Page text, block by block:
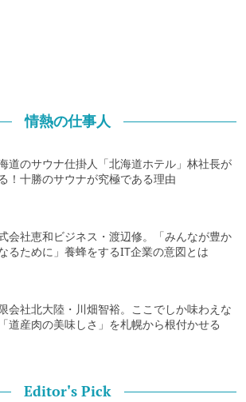
情熱の仕事人
道のサウナ仕掛人「北海道ホテル」林社長が
！十勝のサウナが究極である理由
会社恵和ビジネス・渡辺修。「みんなが豊か
るために」養蜂をするIT企業の意図とは
会社北大陸・川畑智裕。ここでしか味わえな
道産肉の美味しさ」を札幌から根付かせる
Editor's Pick